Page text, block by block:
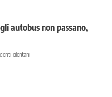
autobus non passano,
cilentani